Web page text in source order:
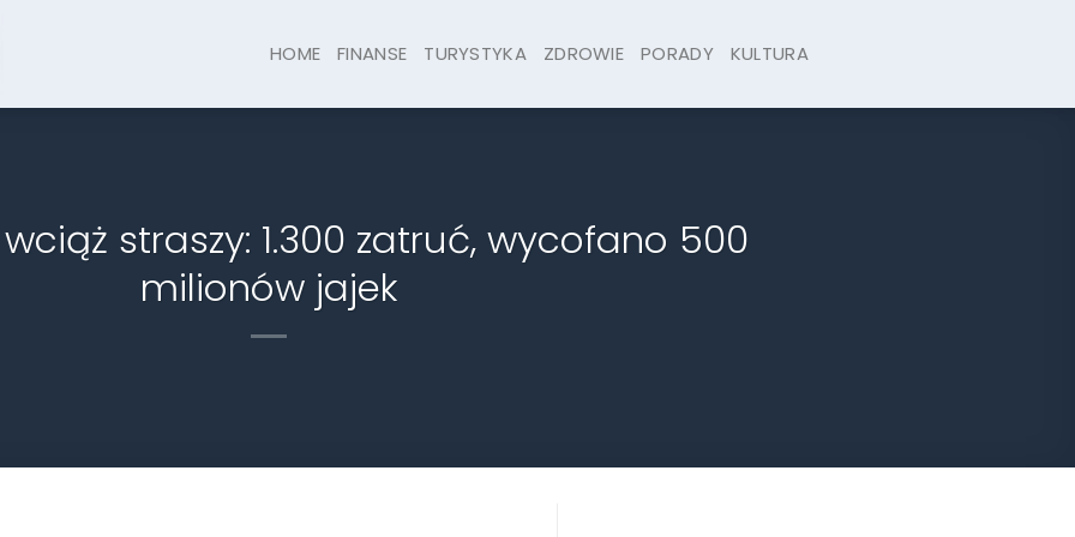
HOME FINANSE TURYSTYKA ZDROWIE PORADY KULTURA
straszy: 1.300 zatruć, wycofano 500
milionów jajek